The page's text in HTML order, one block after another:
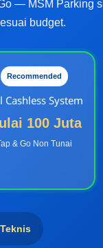
— MSM Parking
budget.
Recommended
Cashless System
100 Juta
& Go Non Tunai